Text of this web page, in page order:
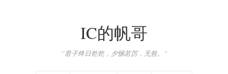
IC的帆哥
“君子终日乾乾，夕惕若厉，无咎。”